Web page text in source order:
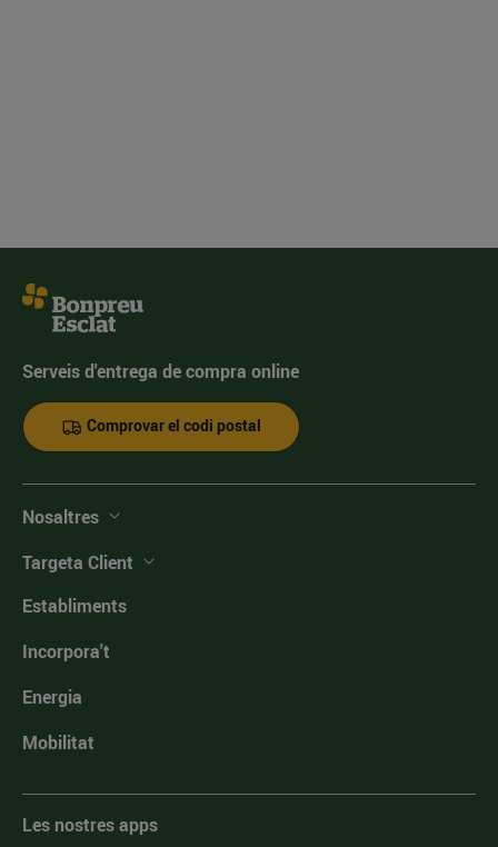
Serveis d'entrega de compra online
Comprovar el codi postal
Nosaltres
Targeta Client
Establiments
Incorpora't
Energia
Mobilitat
Les nostres apps